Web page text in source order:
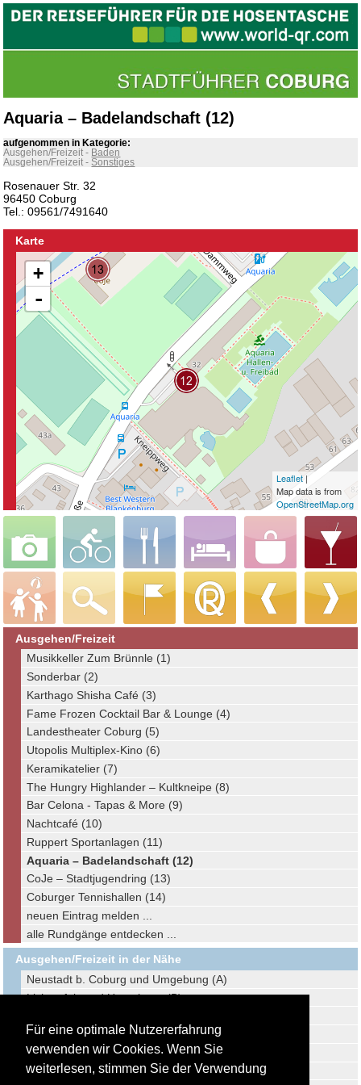
Für eine optimale Nutzererfahrung
verwenden wir Cookies. Wenn Sie
weiterlesen, stimmen Sie der Verwendung
Aquaria – Badelandschaft (12)
aufgenommen in Kategorie:
Ausgehen/Freizeit - Baden
Ausgehen/Freizeit - Sonstiges
Rosenauer Str. 32
96450 Coburg
Tel.: 09561/7491640
Karte
+
-
Leaflet|
Map data is from
OpenStreetMap.org
Ausgehen/Freizeit
Musikkeller Zum Brünnle (1)
Sonderbar (2)
Karthago Shisha Café (3)
Fame Frozen Cocktail Bar & Lounge (4)
Landestheater Coburg (5)
Utopolis Multiplex-Kino (6)
Keramikatelier (7)
The Hungry Highlander – Kultkneipe (8)
Bar Celona - Tapas & More (9)
Nachtcafé (10)
Ruppert Sportanlagen (11)
Aquaria – Badelandschaft (12)
CoJe – Stadtjugendring (13)
Coburger Tennishallen (14)
neuen Eintrag melden ...
alle Rundgänge entdecken ...
Ausgehen/Freizeit in der Nähe
Neustadt b. Coburg und Umgebung (A)
Lichtenfels und Umgebung (B)
Steinach und Umgebung (D)
Hildburghausen und Umgebung (E)
Kronach und Umgebung (F)